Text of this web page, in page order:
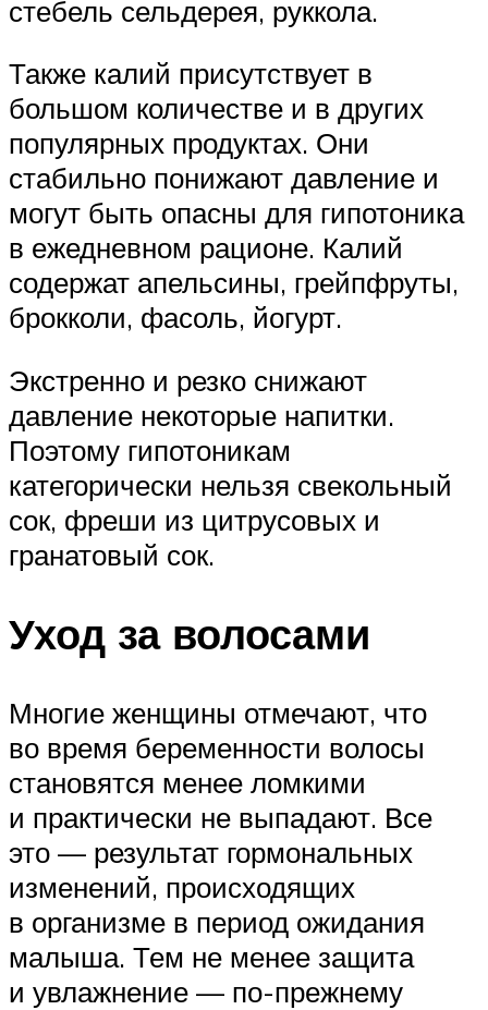
стебель сельдерея, руккола.
Также калий присутствует в
большом количестве и в других
популярных продуктах. Они
стабильно понижают давление и
могут быть опасны для гипотоника
в ежедневном рационе. Калий
содержат апельсины, грейпфруты,
брокколи, фасоль, йогурт.
Экстренно и резко снижают
давление некоторые напитки.
Поэтому гипотоникам
категорически нельзя свекольный
сок, фреши из цитрусовых и
гранатовый сок.
Уход за волосами
Многие женщины отмечают, что
во время беременности волосы
становятся менее ломкими
и практически не выпадают. Все
это — результат гормональных
изменений, происходящих
в организме в период ожидания
малыша. Тем не менее защита
и увлажнение — по-прежнему